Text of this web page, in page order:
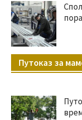
Путоказ за